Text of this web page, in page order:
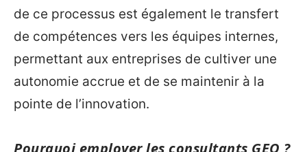
de ce processus est également le transfert
de compétences vers les équipes internes,
permettant aux entreprises de cultiver une
autonomie accrue et de se maintenir à la
pointe de l’innovation.
Pourquoi employer les consultants GEO ?